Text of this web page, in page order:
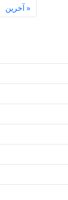
página
آخرین »Última